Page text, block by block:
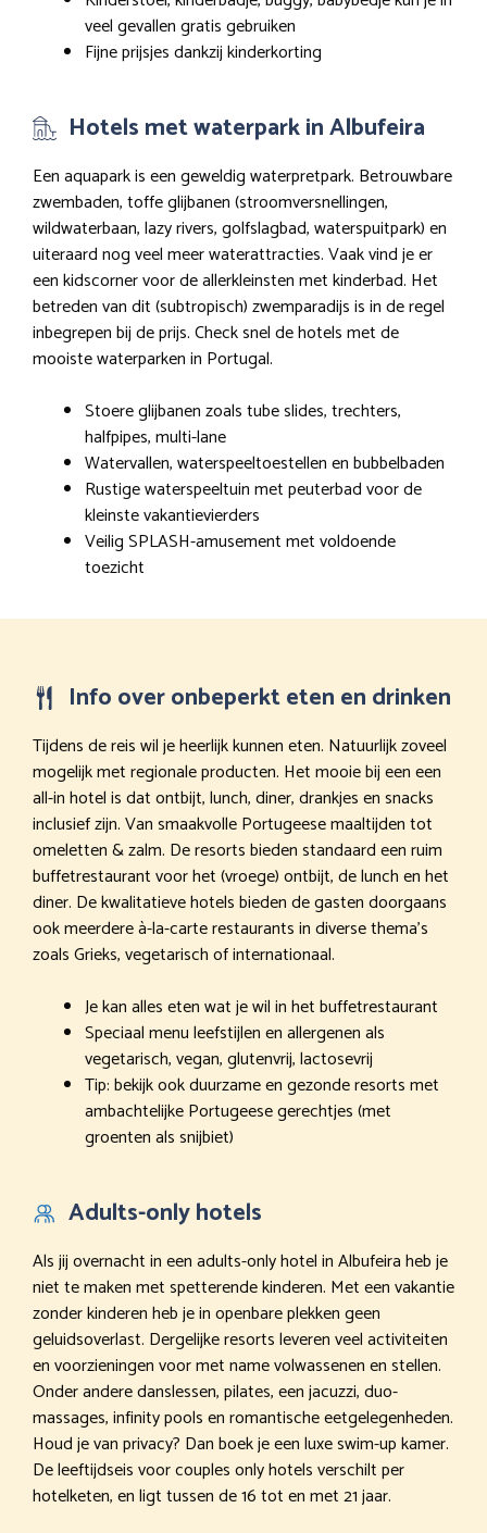
veel gevallen gratis gebruiken
Fijne prijsjes dankzij kinderkorting
Hotels met waterpark in Albufeira
Een aquapark is een geweldig waterpretpark. Betrouwbare
zwembaden, toffe glijbanen (stroomversnellingen,
wildwaterbaan, lazy rivers, golfslagbad, waterspuitpark) en
uiteraard nog veel meer waterattracties. Vaak vind je er
een kidscorner voor de allerkleinsten met kinderbad. Het
betreden van dit (subtropisch) zwemparadijs is in de regel
inbegrepen bij de prijs. Check snel de hotels met de
mooiste waterparken in Portugal.
Stoere glijbanen zoals tube slides, trechters,
halfpipes, multi-lane
Watervallen, waterspeeltoestellen en bubbelbaden
Rustige waterspeeltuin met peuterbad voor de
kleinste vakantievierders
Veilig SPLASH-amusement met voldoende
toezicht
Info over onbeperkt eten en drinken
Tijdens de reis wil je heerlijk kunnen eten. Natuurlijk zoveel
mogelijk met regionale producten. Het mooie bij een een
all-in hotel is dat ontbijt, lunch, diner, drankjes en snacks
inclusief zijn. Van smaakvolle Portugeese maaltijden tot
omeletten & zalm. De resorts bieden standaard een ruim
buffetrestaurant voor het (vroege) ontbijt, de lunch en het
diner. De kwalitatieve hotels bieden de gasten doorgaans
ook meerdere à-la-carte restaurants in diverse thema’s
zoals Grieks, vegetarisch of internationaal.
Je kan alles eten wat je wil in het buffetrestaurant
Speciaal menu leefstijlen en allergenen als
vegetarisch, vegan, glutenvrij, lactosevrij
Tip: bekijk ook duurzame en gezonde resorts met
ambachtelijke Portugeese gerechtjes (met
groenten als snijbiet)
Adults-only hotels
Als jij overnacht in een adults-only hotel in Albufeira heb je
niet te maken met spetterende kinderen. Met een vakantie
zonder kinderen heb je in openbare plekken geen
geluidsoverlast. Dergelijke resorts leveren veel activiteiten
en voorzieningen voor met name volwassenen en stellen.
Onder andere danslessen, pilates, een jacuzzi, duo-
massages, infinity pools en romantische eetgelegenheden.
Houd je van privacy? Dan boek je een luxe swim-up kamer.
De leeftijdseis voor couples only hotels verschilt per
hotelketen, en ligt tussen de 16 tot en met 21 jaar.